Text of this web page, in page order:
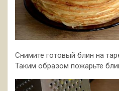
Снимите готовый блин на
Таким образом пожарьте